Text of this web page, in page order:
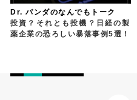
Dr. パンダのなんでもトーク
投資？それとも投機？日経の製
薬企業の恐ろしい暴落事例5選！